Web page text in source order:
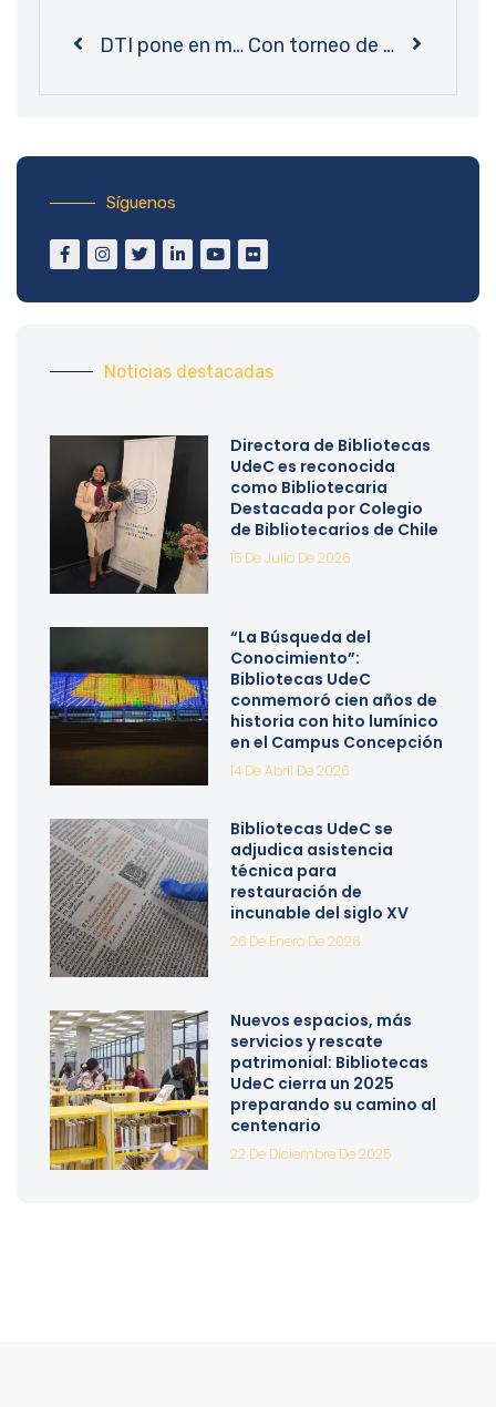
DTI pone en marcha primera etapa de la nueva tarjeta digital eTudec en Biblioteca Central Con torneo de Catán Bibliotecas UdeC concluye actividades de bienvenida a la Generación 2023
Síguenos
Noticias destacadas
Directora de Bibliotecas
UdeC es reconocida
como Bibliotecaria
Destacada por Colegio
de Bibliotecarios de Chile
15 De Julio De 2026
“La Búsqueda del
Conocimiento”:
Bibliotecas UdeC
conmemoró cien años de
historia con hito lumínico
en el Campus Concepción
14 De Abril De 2026
Bibliotecas UdeC se
adjudica asistencia
técnica para
restauración de
incunable del siglo XV
26 De Enero De 2026
Nuevos espacios, más
servicios y rescate
patrimonial: Bibliotecas
UdeC cierra un 2025
preparando su camino al
centenario
22 De Diciembre De 2025